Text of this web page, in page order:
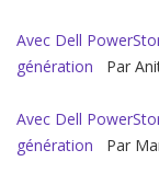
Avec Dell
génération
Par
Avec Dell
génération
Par